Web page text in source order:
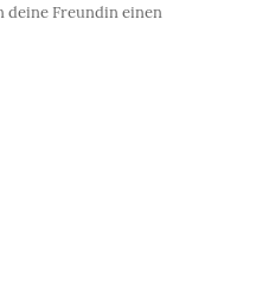
deine Freundin einen